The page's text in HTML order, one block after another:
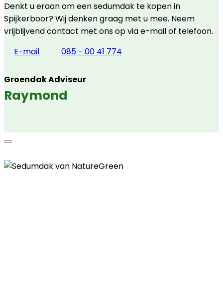
Denkt u eraan om een sedumdak te kopen in
Spijkerboor? Wij denken graag met u mee. Neem
vrijblijvend contact met ons op via e-mail of telefoon.
E-mail
085 - 00 41 774
Groendak Adviseur
Raymond